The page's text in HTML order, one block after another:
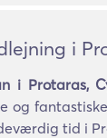
i
i Protaras,
og
tid i